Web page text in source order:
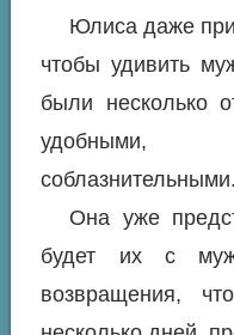
Юлиса даже
чтобы удивить
были несколько
удобными,
соблазнительными.
Она уже
будет их с
возвращения,